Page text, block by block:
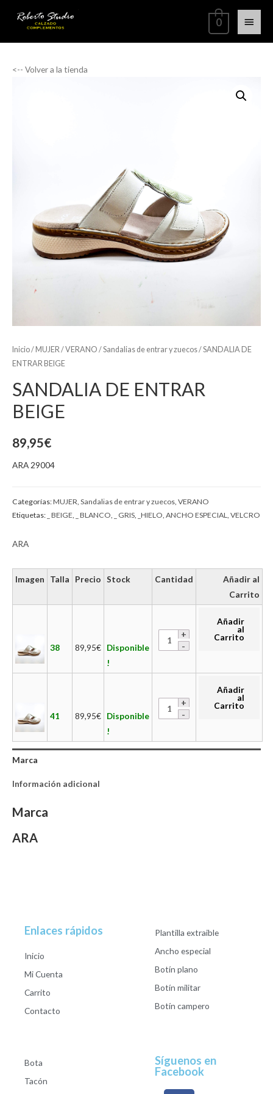
0
<-- Volver a la tienda
Inicio/ MUJER /VERANO /Sandalias de entrar y zuecos/ SANDALIA DE
ENTRAR BEIGE
SANDALIA DE ENTRAR
BEIGE
89,95€
ARA 29004
Categorías:MUJER Sandalias de entrar y zuecos VERANO
Etiquetas: _ BEIGE _ BLANCO _ GRIS _HIELO ANCHO ESPECIAL VELCRO
ARA
Imagen Talla Precio Stock Cantidad
Añadir al
Carrito
38 89,95€ Disponible
!
Añadir
al
Carrito
41 89,95€ Disponible
!
Añadir
al
Carrito
Marca
Información adicional
Marca
ARA
Enlaces rápidos
Inicio
Mi Cuenta
Carrito
Contacto
Plantilla extraible
Ancho especial
Botín plano
Botín militar
Botín campero
Bota
Tacón
Síguenos en
Facebook